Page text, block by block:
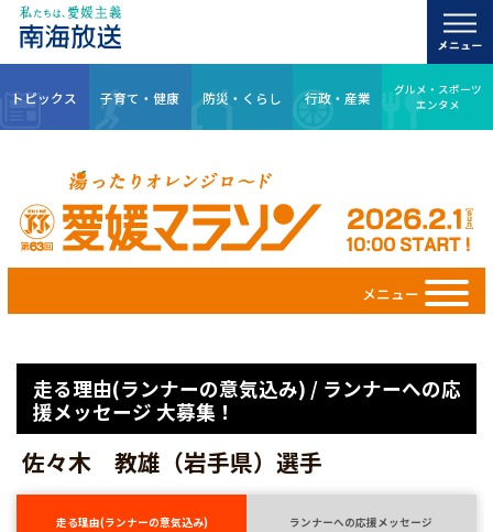
トピックス 子育て・健康 防災・くらし 行政・産業
グルメ・スポーツ
エンタメ
メニュー
走る理由(ランナーの意気込み) / ランナーへの応
援メッセージ 大募集！
佐々木 教雄（岩手県）選手
走る理由(ランナーの意気込み) ランナーへの応援メッセージ